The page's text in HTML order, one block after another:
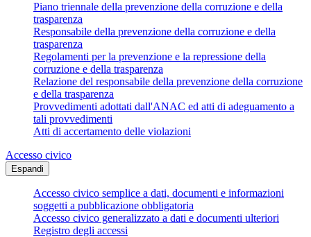
Piano triennale della prevenzione della corruzione e della
trasparenza
Responsabile della prevenzione della corruzione e della
trasparenza
Regolamenti per la prevenzione e la repressione della
corruzione e della trasparenza
Relazione del responsabile della prevenzione della corruzione
e della trasparenza
Provvedimenti adottati dall'ANAC ed atti di adeguamento a
tali provvedimenti
Atti di accertamento delle violazioni
Accesso civico
Espandi
Accesso civico semplice a dati, documenti e informazioni
soggetti a pubblicazione obbligatoria
Accesso civico generalizzato a dati e documenti ulteriori
Registro degli accessi